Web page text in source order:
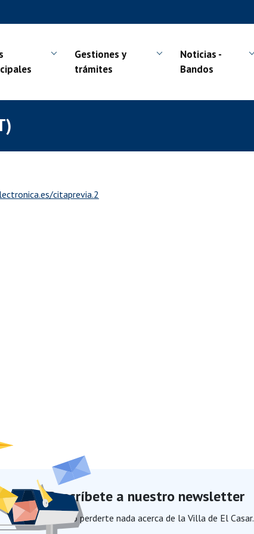
Gestiones y
trámites
Noticias -
Bandos
citaprevia.2
Suscríbete a nuestro newsletter
Para no perderte nada acerca de la Villa de El Casar.